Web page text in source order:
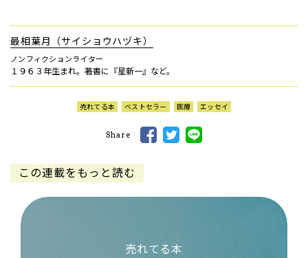
最相葉月（サイショウハヅキ）
ノンフィクションライター
１９６３年生まれ。著書に『星新一』など。
売れてる本 ベストセラー 医療 エッセイ
Share
この連載をもっと読む
売れてる本